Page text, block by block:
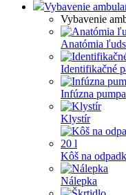
Vybavenie
Vybavenie
Anatómia
Identifikačné
Infúzna pumpa
Klystír
Kôš na
Nálepka